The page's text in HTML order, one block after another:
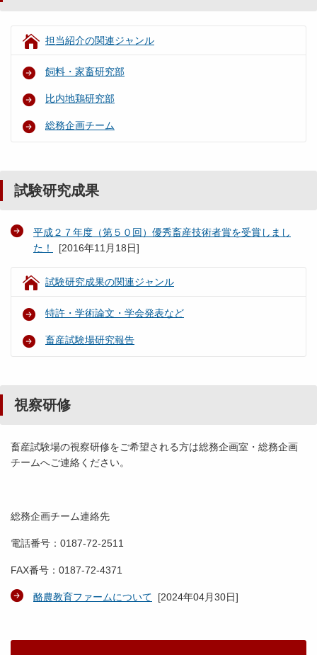
担当紹介の関連ジャンル
飼料・家畜研究部
比内地鶏研究部
総務企画チーム
試験研究成果
平成２７年度（第５０回）優秀畜産技術者賞を受賞しまし
た！
[2016年11月18日]
試験研究成果の関連ジャンル
特許・学術論文・学会発表など
畜産試験場研究報告
視察研修
畜産試験場の視察研修をご希望される方は総務企画室・総務企画
チームへご連絡ください。
総務企画チーム連絡先
電話番号：0187-72-2511
FAX番号：0187-72-4371
酪農教育ファームについて [2024年04月30日]